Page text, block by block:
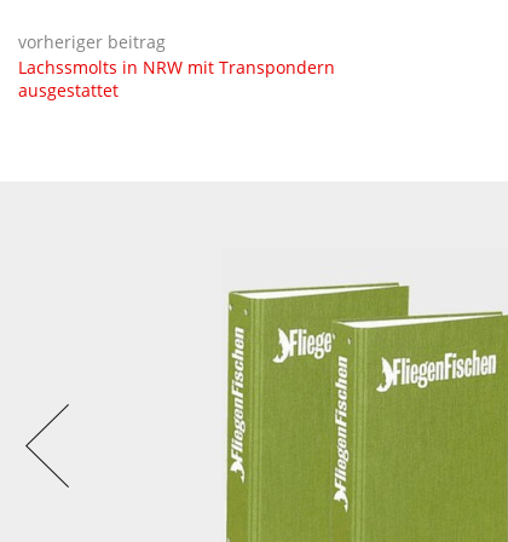
vorheriger beitrag
Lachssmolts in NRW mit Transpondern
ausgestattet